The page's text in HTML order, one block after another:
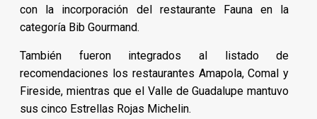
con la incorporación del restaurante Fauna en la
categoría Bib Gourmand.
También fueron integrados al listado de
recomendaciones los restaurantes Amapola, Comal y
Fireside, mientras que el Valle de Guadalupe mantuvo
sus cinco Estrellas Rojas Michelin.